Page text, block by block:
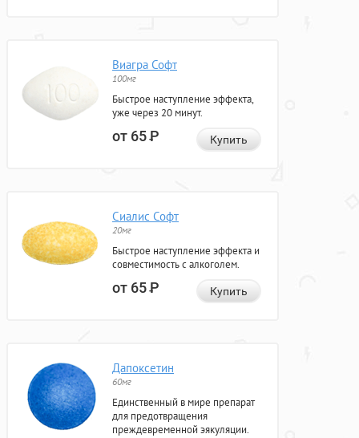
Виагра Софт
100мг
Быстрое наступление эффекта,
уже через 20 минут.
от 65Р Купить
Сиалис Софт
20мг
Быстрое наступление эффекта и
совместимость с алкоголем.
от 65Р Купить
Дапоксетин
60мг
Единственный в мире препарат
для предотвращения
преждевременной эякуляции.